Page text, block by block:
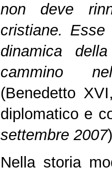
non deve
cristiane. Esse
dinamica
cammino
(Benedetto
diplomatico e
settembre 2007)
Nella storia